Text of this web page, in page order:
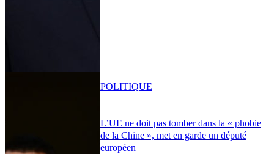
L’UE ne doit pas tomber dans la « phobie
de la Chine », met en garde un député
européen
POLITIQUE